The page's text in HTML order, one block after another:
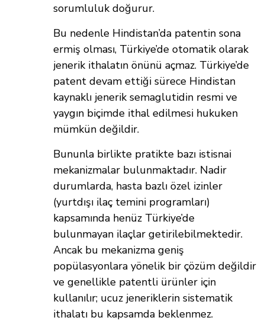
sorumluluk doğurur.
Bu nedenle Hindistan’da patentin sona
ermiş olması, Türkiye’de otomatik olarak
jenerik ithalatın önünü açmaz. Türkiye’de
patent devam ettiği sürece Hindistan
kaynaklı jenerik semaglutidin resmi ve
yaygın biçimde ithal edilmesi hukuken
mümkün değildir.
Bununla birlikte pratikte bazı istisnai
mekanizmalar bulunmaktadır. Nadir
durumlarda, hasta bazlı özel izinler
(yurtdışı ilaç temini programları)
kapsamında henüz Türkiye’de
bulunmayan ilaçlar getirilebilmektedir.
Ancak bu mekanizma geniş
popülasyonlara yönelik bir çözüm değildir
ve genellikle patentli ürünler için
kullanılır; ucuz jeneriklerin sistematik
ithalatı bu kapsamda beklenmez.